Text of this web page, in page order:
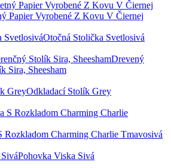
Papier Vyrobené Z Kovu V Čiernej
Otočná Stolička Svetlosivá
Drevený
Sira, Sheesham
Odkladací Stolík Grey
Rozkladom Charming Charlie Tmavosivá
Pohovka Viska Sivá